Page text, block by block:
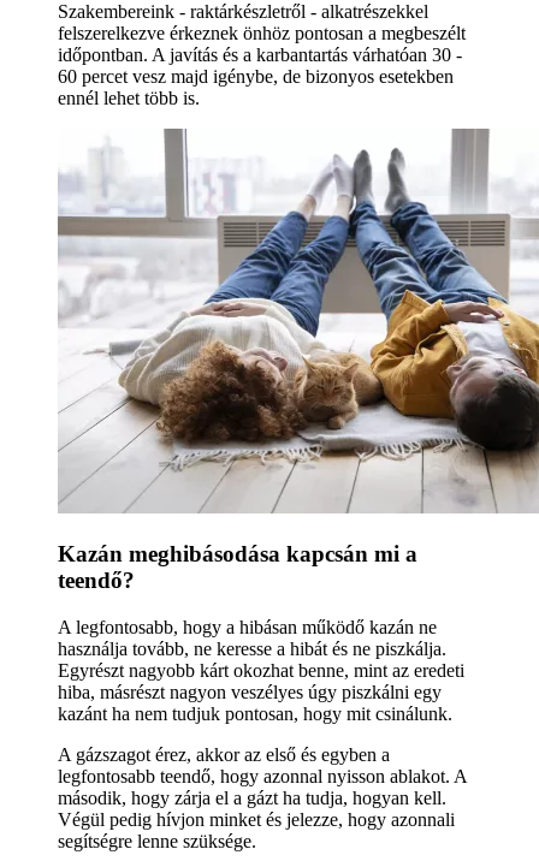
Szakembereink - raktárkészletről - alkatrészekkel
felszerelkezve érkeznek önhöz pontosan a megbeszélt
időpontban. A javítás és a karbantartás várhatóan 30 -
60 percet vesz majd igénybe, de bizonyos esetekben
ennél lehet több is.
Kazán meghibásodása kapcsán mi a
teendő?
A legfontosabb, hogy a hibásan működő kazán ne
használja tovább, ne keresse a hibát és ne piszkálja.
Egyrészt nagyobb kárt okozhat benne, mint az eredeti
hiba, másrészt nagyon veszélyes úgy piszkálni egy
kazánt ha nem tudjuk pontosan, hogy mit csinálunk.
A gázszagot érez, akkor az első és egyben a
legfontosabb teendő, hogy azonnal nyisson ablakot. A
második, hogy zárja el a gázt ha tudja, hogyan kell.
Végül pedig hívjon minket és jelezze, hogy azonnali
segítségre lenne szüksége.